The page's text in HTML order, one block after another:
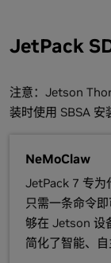
JetPack
注意：Jetson
装时使用 SBSA 安
NeMoClaw
JetPack 7 专为
只需一条命令
够在 Jetson 设
简化了智能、自